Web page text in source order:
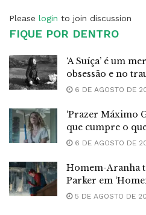
Please login to join discussion
FIQUE POR DENTRO
‘A Suíça’ é um
obsessão e no
6 DE AGOSTO DE
‘Prazer Máximo
que cumpre o
6 DE AGOSTO DE
Homem-Aranha
Parker em
5 DE AGOSTO DE